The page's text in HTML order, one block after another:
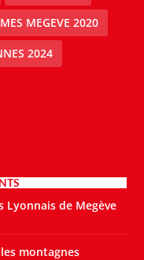
MEGEVE 2020
2024
Lyonnais de Megève
montagnes